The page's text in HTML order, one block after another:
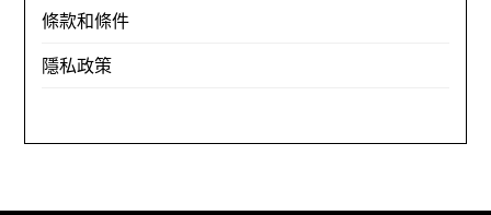
條款和條件
隱私政策